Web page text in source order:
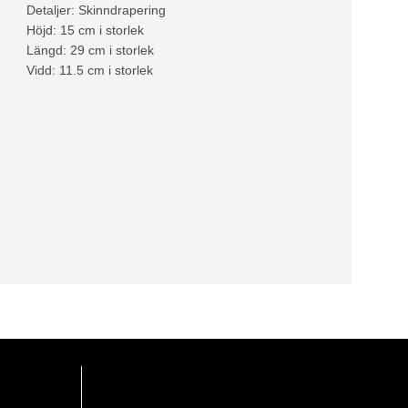
Detaljer: Skinndrapering
Höjd: 15 cm i storlek
Längd: 29 cm i storlek
Vidd: 11.5 cm i storlek